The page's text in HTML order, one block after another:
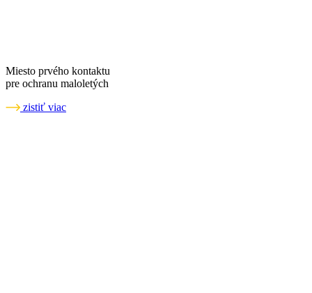
Miesto prvého kontaktu
pre ochranu maloletých
zistiť viac